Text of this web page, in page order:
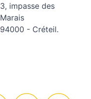
3, impasse des
Marais
94000 - Créteil.